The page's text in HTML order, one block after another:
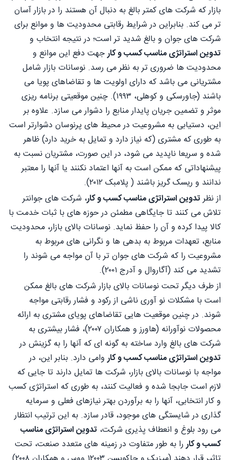
بازار که شرکت های کمتر بالغ به دنبال آن هستند را در بازار آسان
تر می کند. بنابراین در شرایط رقابتی محدودیت ها و موانع برای
شرکت های جوان و بالغ شدید تر است؛ در نتیجه انتخاب و
تدوین استراتژی مناسب کسب و کارجهت دفع این موانع و
محدودیت ها ضروری تر به نظر می رسد. نوسانات بازار شامل
مشتریانی می باشد که دارای اولویت ها و تقاضاهای پویا می
باشند (جاورسکی و کوهلی، ۱۹۹۳). چنین موقعیتی برنامه ریزی
موثر و تضمین جریان پایدار منابع را دشوار می سازد. علاوه بر
این، دستیابی به مشروعیت در محیط های پرنوسان دشوارتر است
به طوری که مشتری (که نیاز دارد و تمایل به خرید دارد) ظاهر
شده و سريعا ناپدید می شود، در این صورت، مشتریان نسبت به
پیشنهاداتی که ممکن است به آنها اعتماد نکنند یا آنها را معتبر
ندانند و ریسک گریز باشند ( پلامبک ۲۰۱۲).
از نظرتدوین استراتژی مناسب کسب و کار، شرکت های جوانتر
تلاش می کنند تا جایگاهی مطمئن در حوزه های با ثبات خدمت با
کالا پیدا کرده و آن را حفظ نماید. نوسانات بالای بازار، محدودیت
منابع، تعهدات مربوط به بدهی ها و نگرانی های مربوط به
مشروعیت را که شرکت های جوان تر با آن مواجه می شوند را
تشدید می کند (آگاروال و آدرج ۲۰۰۱).
از طرف دیگر تحت نوسانات بالای بازار شرکت های بالغ ممکن
است با مشکلات نو آوری ناشی از رکود و فشار رقابتی مواجه
شوند. در چنین موقعیت هایی تقاضاهای پویای مشتری به ارائه
محصولات نوآورانه (هاورز و همکاران ۲۰۰۷)، فشار بیشتری به
شرکت های بالغ وارد ساخته به گونه ای که آنها را به گزینش در
تدوین استراتژی مناسب کسب و کاروامی دارد. بنابر این، در
مواجه با نوسانات بالای بازار، شرکت ها تمایل دارند تا جایی که
لازم است جابجا شده و فعالیت کنند، به طوری که استراتژی کسب
و کار انتخابی، آنها را به برآوردن بهتر نیازهای فعلی و سرمایه
گذاری در شایستگی های موجود، قادر سازد. به این ترتیب انتظار
می رود بلوغ و انعطاف پذیری شرکت، تدوین استراتژی مناسب
کسب و کاررا به طور متفاوت در زمینه های متعدد صنعت، تحت